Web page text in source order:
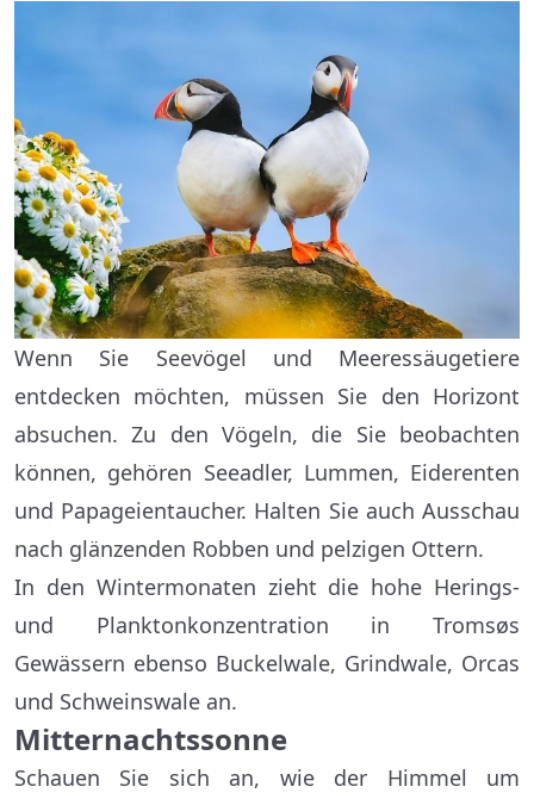
Wenn Sie Seevögel und Meeressäugetiere
entdecken möchten, müssen Sie den Horizont
absuchen. Zu den Vögeln, die Sie beobachten
können, gehören Seeadler, Lummen, Eiderenten
und Papageientaucher. Halten Sie auch Ausschau
nach glänzenden Robben und pelzigen Ottern.
In den Wintermonaten zieht die hohe Herings-
und Planktonkonzentration in Tromsøs
Gewässern ebenso Buckelwale, Grindwale, Orcas
und Schweinswale an.
Mitternachtssonne
Schauen Sie sich an, wie der Himmel um